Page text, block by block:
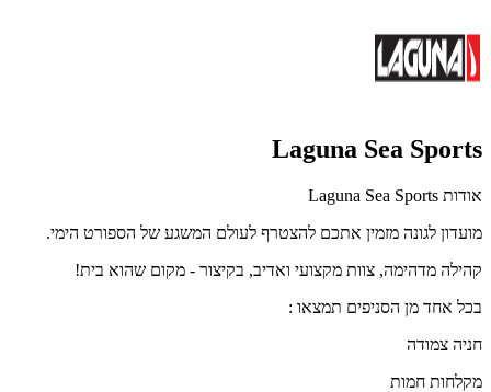
Laguna Sea Sports
אודות Laguna Sea Sports
מועדון לגונה מזמין אתכם להצטרף לעולם המשגע של הספורט הימי.
קהילה מדהימה, צוות מקצועי ואדיב, בקיצור - מקום שהוא בית!
בכל אחד מן הסניפים תמצאו :
חניה צמודה
מקלחות חמות